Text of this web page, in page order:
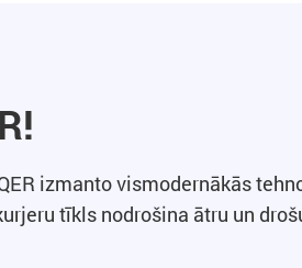
izmanto vismodernākās
tīkls nodrošina ātru un